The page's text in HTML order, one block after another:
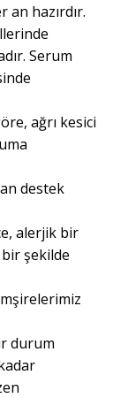
hazırdır.
Serum
ağrı kesici
destek
alerjik bir
şekilde
durum